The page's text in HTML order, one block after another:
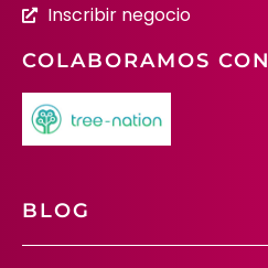
Inscribir negocio
COLABORAMOS CON
BLOG